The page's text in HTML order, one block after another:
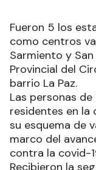
Fueron 5 los
como centros
Sarmiento y
Provincial del
barrio La Paz.
Las personas
residentes en la
su esquema de
marco del
contra la covid-
Recibieron la